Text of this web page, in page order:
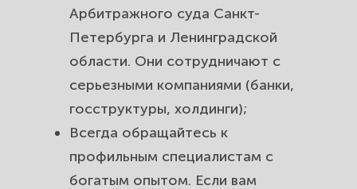
Арбитражного суда Санкт-
Петербурга и Ленинградской
области. Они сотрудничают с
серьезными компаниями (банки,
госструктуры, холдинги);
Всегда обращайтесь к
профильным специалистам с
богатым опытом. Если вам